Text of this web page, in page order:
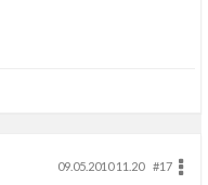
09.05.2010 11.20
#17